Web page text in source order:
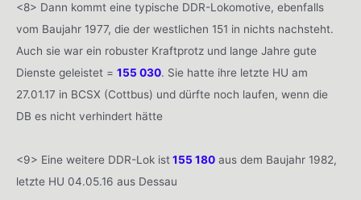
<8> Dann kommt eine typische DDR-Lokomotive, ebenfalls
vom Baujahr 1977, die der westlichen 151 in nichts nachsteht.
Auch sie war ein robuster Kraftprotz und lange Jahre gute
Dienste geleistet = 155 030. Sie hatte ihre letzte HU am
27.01.17 in BCSX (Cottbus) und dürfte noch laufen, wenn die
DB es nicht verhindert hätte
<9> Eine weitere DDR-Lok ist 155 180 aus dem Baujahr 1982,
letzte HU 04.05.16 aus Dessau